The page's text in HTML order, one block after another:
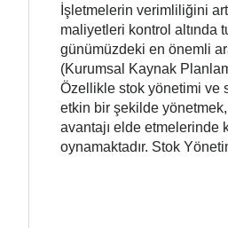
İşletmelerin verimliliğini
maliyetleri kontrol altında
günümüzdeki en önemli
(Kurumsal Kaynak
Özellikle stok yönetimi ve
etkin bir şekilde
avantajı elde etmelerinde
oynamaktadır. Stok